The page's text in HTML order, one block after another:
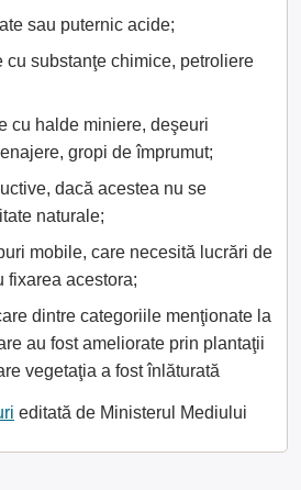
sau puternic acide;
cu substanţe chimice, petroliere
cu halde miniere, deşeuri
gropi de împrumut;
dacă acestea nu se
naturale;
mobile, care necesită lucrări de
fixarea acestora;
dintre categoriile menţionate la
au fost ameliorate prin plantaţii
vegetaţia a fost înlăturată
editată de Ministerul Mediului